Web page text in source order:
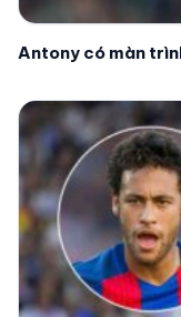
Antony có màn